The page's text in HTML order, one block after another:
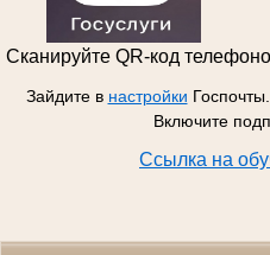
Сканируйте QR-код
Зайдите в настройки Госпочты.
Включите
Ссылка на